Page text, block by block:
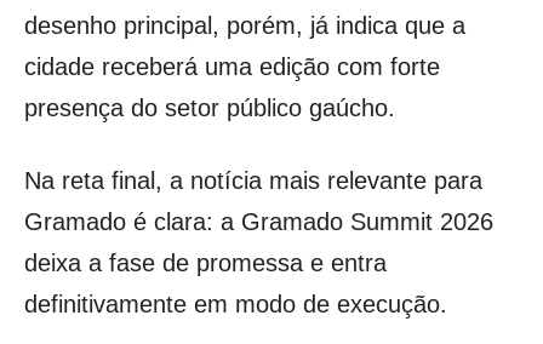
desenho principal, porém, já indica que a
cidade receberá uma edição com forte
presença do setor público gaúcho.
Na reta final, a notícia mais relevante para
Gramado é clara: a Gramado Summit 2026
deixa a fase de promessa e entra
definitivamente em modo de execução.